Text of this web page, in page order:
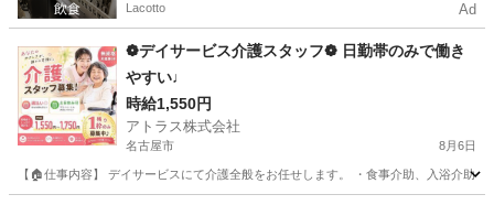
Lacotto Ad
❁デイサービス介護スタッフ❁ 日勤帯のみで働き
やすい♩
時給1,550円
アトラス株式会社
名古屋市 8月6日
【🏠仕事内容】 デイサービスにて介護全般をお任せします。 ・食事介助、入浴介